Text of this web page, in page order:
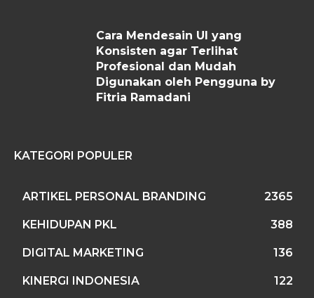
Cara Mendesain UI yang
Konsisten agar Terlihat
Profesional dan Mudah
Digunakan oleh Pengguna by
Fitria Ramadani
KATEGORI POPULER
ARTIKEL PERSONAL BRANDING 2365
KEHIDUPAN PKL 388
DIGITAL MARKETING 136
KINERGI INDONESIA 122